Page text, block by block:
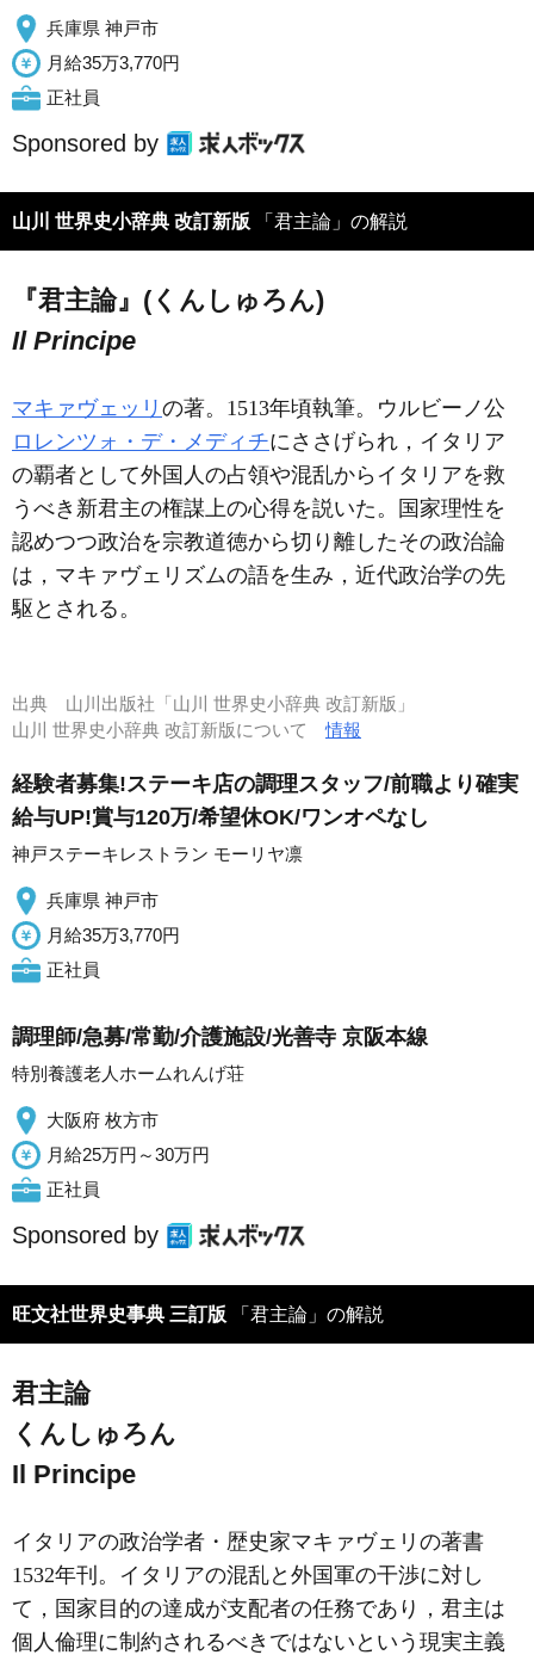
兵庫県 神戸市
月給35万3,770円
正社員
Sponsored by
山川 世界史小辞典 改訂新版 「君主論」の解説
『君主論』(くんしゅろん)
Il Principe
マキァヴェッリ の著。1513年頃執筆。ウルビーノ公
ロレンツォ・デ・メディチにささげられ，イタリア
の覇者として外国人の占領や混乱からイタリアを救
うべき新君主の権謀上の心得を説いた。国家理性を
認めつつ政治を宗教道徳から切り離したその政治論
は，マキァヴェリズムの語を生み，近代政治学の先
駆とされる。
出典 山川出版社「山川 世界史小辞典 改訂新版」
山川 世界史小辞典 改訂新版について情報
経験者募集!ステーキ店の調理スタッフ/前職より確実
給与UP!賞与120万/希望休OK/ワンオペなし
神戸ステーキレストラン モーリヤ凛
兵庫県 神戸市
月給35万3,770円
正社員
調理師/急募/常勤/介護施設/光善寺 京阪本線
特別養護老人ホームれんげ荘
大阪府 枚方市
月給25万円～30万円
正社員
Sponsored by
旺文社世界史事典 三訂版 「君主論」の解説
君主論
くんしゅろん
Il Principe
イタリアの政治学者・歴史家マキァヴェリの著書
1532年刊。イタリアの混乱と外国軍の干渉に対し
て，国家目的の達成が支配者の任務であり，君主は
個人倫理に制約されるべきではないという現実主義